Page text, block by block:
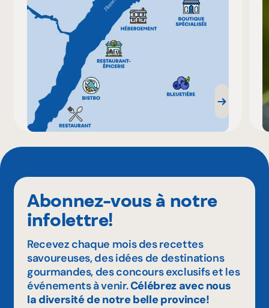
Abonnez-vous à notre
infolettre!
Recevez chaque mois des recettes
savoureuses, des idées de destinations
gourmandes, des concours exclusifs et les
événements à venir.Célébrez avec nous
la diversité de notre belle province!